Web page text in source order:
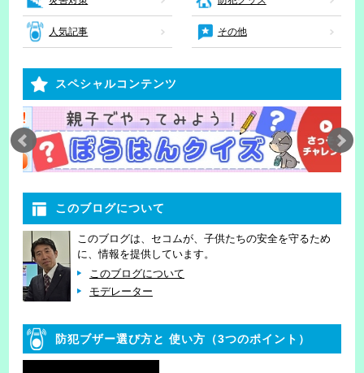
人気記事 その他
スペシャルコンテンツ
このブログについて
このブログは、セコムが、子供たちの安全を守るため
に、情報を提供しています。
このブログについて
モデレーター
防犯ブザー選び方と 使い方（3つのポイント）